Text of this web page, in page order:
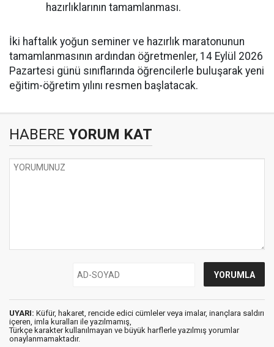
hazırlıklarının tamamlanması.
İki haftalık yoğun seminer ve hazırlık maratonunun
tamamlanmasının ardından öğretmenler, 14 Eylül 2026
Pazartesi günü sınıflarında öğrencilerle buluşarak yeni
eğitim-öğretim yılını resmen başlatacak.
HABERE YORUM KAT
UYARI: Küfür, hakaret, rencide edici cümleler veya imalar, inançlara saldırı
içeren, imla kuralları ile yazılmamış,
Türkçe karakter kullanılmayan ve büyük harflerle yazılmış yorumlar
onaylanmamaktadır.